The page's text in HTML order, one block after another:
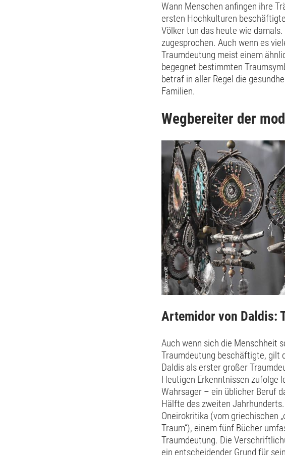
Wann Menschen anfingen ihre
ersten Hochkulturen
Völker tun das heute wie
zugesprochen. Auch wenn es
Traumdeutung meist einem
begegnet bestimmten
betraf in aller Regel die
Familien.
Wegbereiter der
Artemidor von Daldis:
Auch wenn sich die Menschheit
Traumdeutung beschäftigte, gilt
Daldis als erster großer
Heutigen Erkenntnissen zufolge
Wahrsager – ein üblicher Beruf
Hälfte des zweiten
Oneirokritika (vom griechischen
Traum“), einem fünf Bücher
Traumdeutung. Die
ein entscheidender Grund für